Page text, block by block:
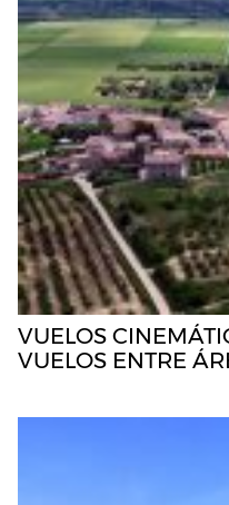
VUELOS
VUELOS ENTRE